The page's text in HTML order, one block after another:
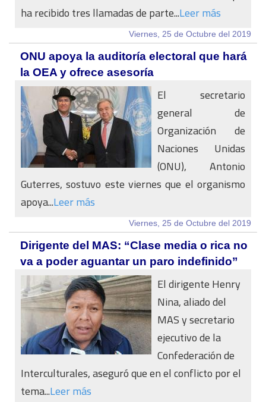
ha recibido tres llamadas de parte...Leer más
Viernes, 25 de Octubre del 2019
ONU apoya la auditoría electoral que hará
la OEA y ofrece asesoría
El secretario
general de
Organización de
Naciones Unidas
(ONU), Antonio
Guterres, sostuvo este viernes que el organismo
apoya...Leer más
Viernes, 25 de Octubre del 2019
Dirigente del MAS: “Clase media o rica no
va a poder aguantar un paro indefinido”
El dirigente Henry
Nina, aliado del
MAS y secretario
ejecutivo de la
Confederación de
Interculturales, aseguró que en el conflicto por el
tema...Leer más